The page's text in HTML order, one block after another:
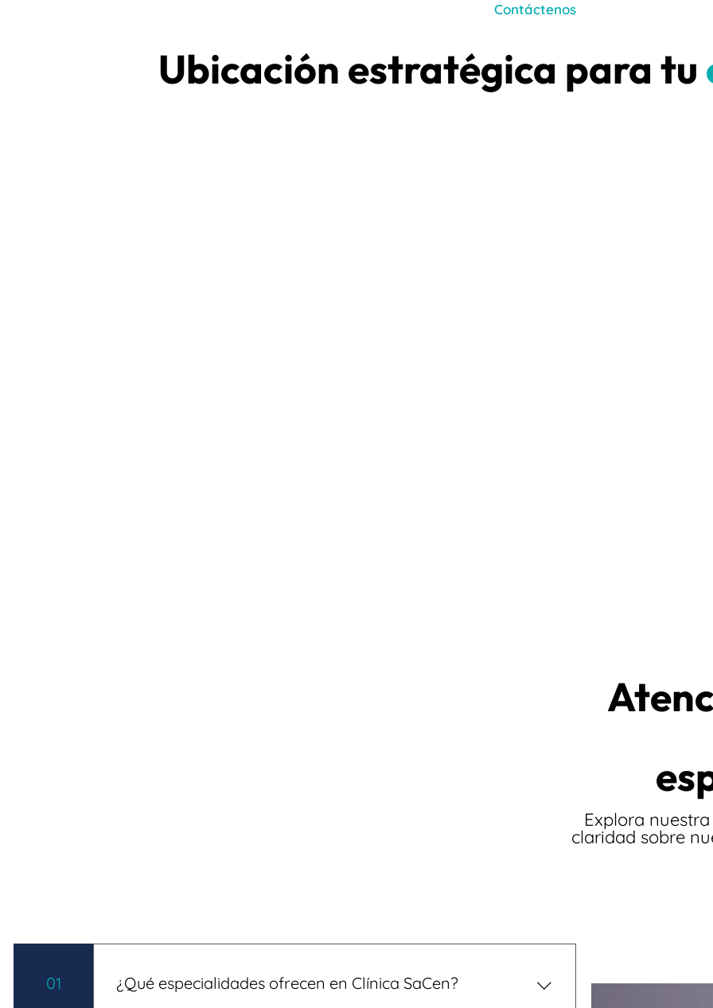
Contáctenos
Ubicación estratégica para tu
Explora
claridad sobre
01 ¿Qué especialidades ofrecen en Clínica SaCen?